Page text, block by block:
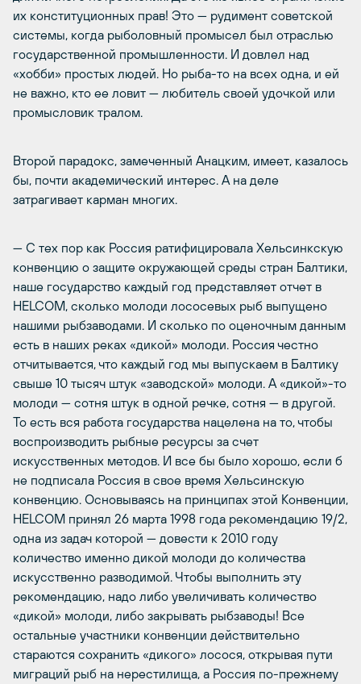
их конституционных прав! Это — рудимент советской
системы, когда рыболовный промысел был отраслью
государственной промышленности. И довлел над
«хобби» простых людей. Но рыба-то на всех одна, и ей
не важно, кто ее ловит — любитель своей удочкой или
промысловик тралом.
Второй парадокс, замеченный Анацким, имеет, казалось
бы, почти академический интерес. А на деле
затрагивает карман многих.
— С тех пор как Россия ратифицировала Хельсинкскую
конвенцию о защите окружающей среды стран Балтики,
наше государство каждый год представляет отчет в
HELCOM, сколько молоди лососевых рыб выпущено
нашими рыбзаводами. И сколько по оценочным данным
есть в наших реках «дикой» молоди. Россия честно
отчитывается, что каждый год мы выпускаем в Балтику
свыше 10 тысяч штук «заводской» молоди. А «дикой»-то
молоди — сотня штук в одной речке, сотня — в другой.
То есть вся работа государства нацелена на то, чтобы
воспроизводить рыбные ресурсы за счет
искусственных методов. И все бы было хорошо, если б
не подписала Россия в свое время Хельсинскую
конвенцию. Основываясь на принципах этой Конвенции,
HELCOM принял 26 марта 1998 года рекомендацию 19/2,
одна из задач которой — довести к 2010 году
количество именно дикой молоди до количества
искусственно разводимой. Чтобы выполнить эту
рекомендацию, надо либо увеличивать количество
«дикой» молоди, либо закрывать рыбзаводы! Все
остальные участники конвенции действительно
стараются сохранить «дикого» лосося, открывая пути
миграций рыб на нерестилища, а Россия по-прежнему